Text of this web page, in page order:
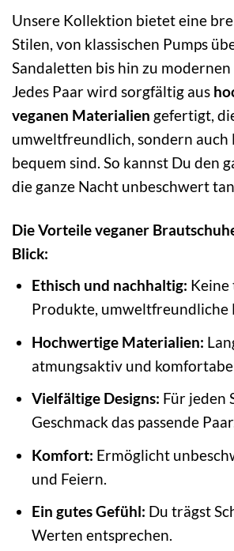
Unsere Kollektion bietet eine
Stilen, von klassischen Pumps
Sandaletten bis hin zu
Jedes Paar wird sorgfältig aus
veganen Materialien gefertigt,
umweltfreundlich, sondern auch
bequem sind. So kannst Du den
die ganze Nacht unbeschwert
Die Vorteile veganer
Blick:
Ethisch und nachhaltig: Keine
Produkte, umweltfreundliche
Hochwertige Materialien:
atmungsaktiv und
Vielfältige Designs: Für jeden
Geschmack das passende
Komfort: Ermöglicht
und Feiern.
Ein gutes Gefühl: Du trägst
Werten entsprechen.